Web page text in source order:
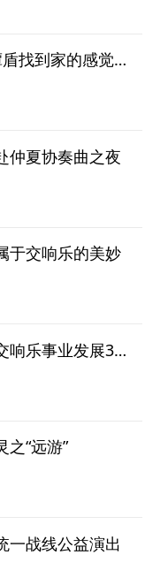
冰啤酒+红楼梦，谭盾找到家的感觉：希望用音乐周的系列演出打开青岛文旅大门
仲夏协奏曲之夜
于交响乐的美妙
华彩乐章——青岛交响乐事业发展30周年
之“远游”
一战线公益演出